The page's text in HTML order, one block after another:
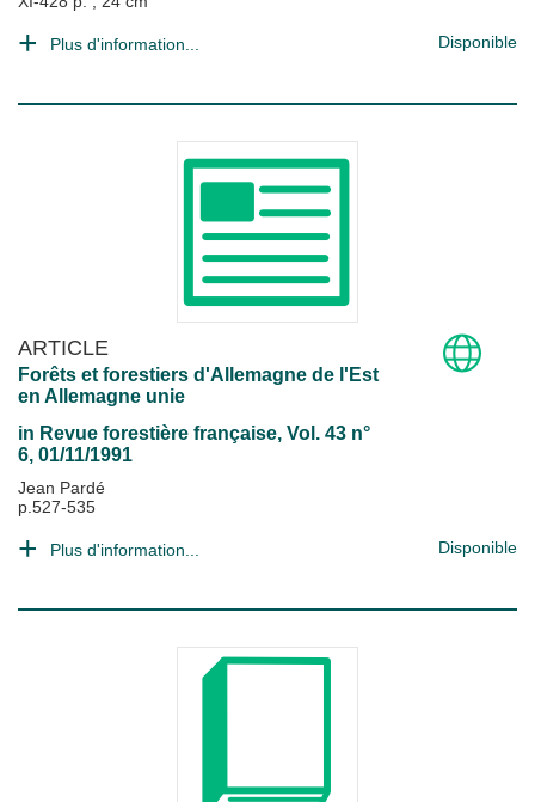
Plus d'information... Disponible
ARTICLE
Forêts et forestiers d'Allemagne de l'Est
en Allemagne unie
in Revue forestière française, Vol. 43 n°
6, 01/11/1991
Jean Pardé
p.527-535
Plus d'information... Disponible